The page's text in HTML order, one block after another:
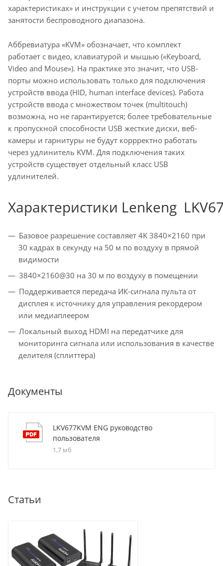
характеристиках» и инструкции с учетом препятствий и
занятости беспроводного диапазона.
Аббревиатура «KVM» обозначает, что комплект
работает с видео, клавиатурой и мышью («Keyboard,
Video and Mouse»). На практике это значит, что USB-
порты можно использовать только для подключения
устройств ввода (HID, human interface devices). Работа
устройств ввода с множеством точек (multitouch)
возможна, но не гарантируется; более требовательные
к пропускной способности USB жесткие диски, веб-
камеры и гарнитуры не будут коррректно работать
через удлинитель KVM. Для подключения таких
устройств существует отдельный класс USB
удлинителей.
Характеристики Lenkeng
Базовое разрешение составляет 4K 3840×2160 при
30 кадрах в секунду на 50 м по воздуху в прямой
видимости
3840×2160@30 на 30 м по воздуху в помещении
Поддерживается передача ИК-сигнала пульта от
дисплея к источнику для управления рекордером
или медиаплеером
Локальный выход HDMI на передатчике для
мониторинга сигнала или использования в качестве
делителя (сплиттера)
Документы
LKV677KVM ENG руководство
пользователя
1,7 мб
Статьи